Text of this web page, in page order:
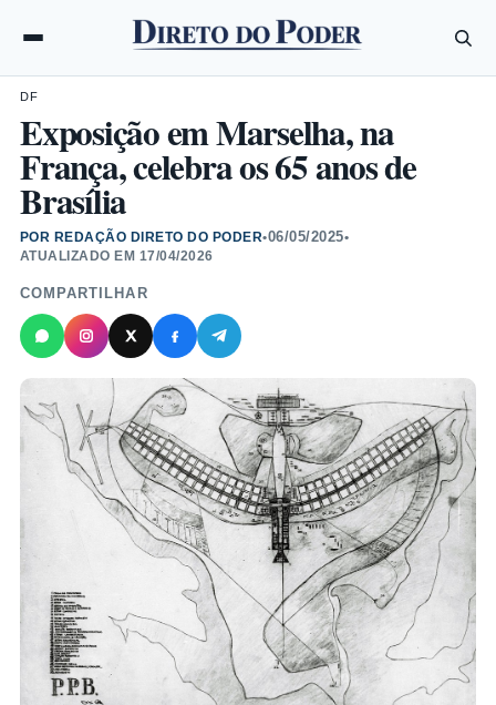
DF
Exposição em Marselha, na
França, celebra os 65 anos de
Brasília
POR REDAÇÃO DIRETO DO PODER•06/05/2025•
ATUALIZADO EM 17/04/2026
COMPARTILHAR